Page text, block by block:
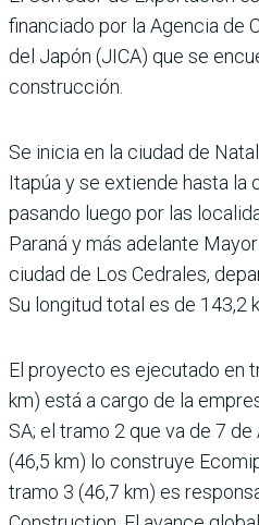
financiado por la Agencia de
del Japón (JICA) que se
construcción.
Se inicia en la ciudad de
Itapúa y se extiende hasta la
pasando luego por las
Paraná y más adelante
ciudad de Los Cedrales,
Su longitud total es de 143,2
El proyecto es ejecutado en
km) está a cargo de la
SA; el tramo 2 que va de 7
(46,5 km) lo construye
tramo 3 (46,7 km) es